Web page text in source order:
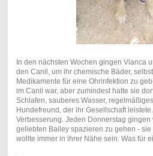
In den nächsten Wochen gingen Vianca
den Canil, um ihr chemische Bäder,
Medikamente für eine Ohrinfektion zu
im Canil war, aber zumindest hatte sie
Schlafen, sauberes Wasser,
Hundefreund, der ihr Gesellschaft
Verbesserung. Jeden Donnerstag
geliebten Bailey spazieren zu gehen -
wollte immer in ihrer Nähe sein. Was für